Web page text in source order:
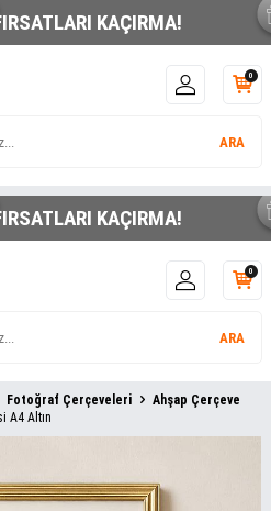
KAÇIRMA!
ARA
0
KAÇIRMA!
ARA
0
Fotoğraf Çerçeveleri
Ahşap Çerçeve
A4 Altın